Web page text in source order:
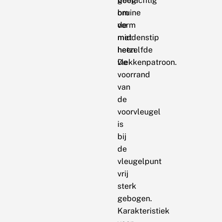
om
de
middenstip
heen.
De
voorrand
van
de
voorvleugel
is
bij
de
vleugelpunt
vrij
sterk
gebogen.
Karakteristiek
bruine
vorm
met
hetzelfde
vlekkenpatroon.